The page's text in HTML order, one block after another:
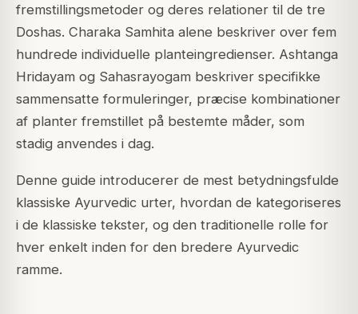
fremstillingsmetoder og deres relationer til de tre
Doshas. Charaka Samhita alene beskriver over fem
hundrede individuelle planteingredienser. Ashtanga
Hridayam og Sahasrayogam beskriver specifikke
sammensatte formuleringer, præcise kombinationer
af planter fremstillet på bestemte måder, som
stadig anvendes i dag.
Denne guide introducerer de mest betydningsfulde
klassiske Ayurvedic urter, hvordan de kategoriseres
i de klassiske tekster, og den traditionelle rolle for
hver enkelt inden for den bredere Ayurvedic
ramme.